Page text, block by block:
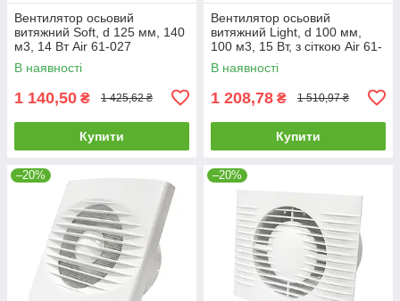
Вентилятор осьовий
витяжний Soft, d 125 мм, 140
м3, 14 Вт Air 61-027
В наявності
1 140,50 ₴ 1 425,62 ₴
Купити
Вентилятор осьовий
витяжний Light, d 100 мм,
100 м3, 15 Вт, з сіткою Air 61-
020
В наявності
1 208,78 ₴ 1 510,97 ₴
Купити
–20% –20%